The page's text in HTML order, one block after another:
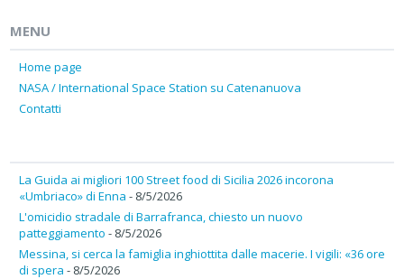
MENU
Home page
NASA / International Space Station su Catenanuova
Contatti
La Guida ai migliori 100 Street food di Sicilia 2026 incorona
«Umbriaco» di Enna - 8/5/2026
L'omicidio stradale di Barrafranca, chiesto un nuovo
patteggiamento - 8/5/2026
Messina, si cerca la famiglia inghiottita dalle macerie. I vigili: «36 ore
di spera - 8/5/2026